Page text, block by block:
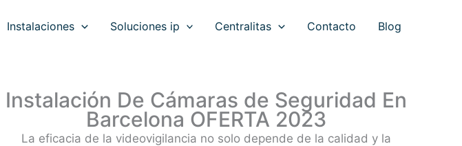
Instalaciones Soluciones ip Centralitas Contacto Blog
Instalación De Cámaras de Seguridad En
Barcelona OFERTA 2023
La eficacia de la videovigilancia no solo depende de la calidad y la